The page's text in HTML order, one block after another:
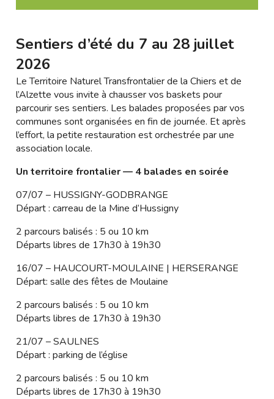
Sentiers d’été du 7 au 28 juillet
2026
Le Territoire Naturel Transfrontalier de la Chiers et de
l’Alzette vous invite à chausser vos baskets pour
parcourir ses sentiers. Les balades proposées par vos
communes sont organisées en fin de journée. Et après
l’effort,la petite restauration est orchestrée par une
association locale.
Un territoire frontalier — 4 balades en soirée
07/07 – HUSSIGNY-GODBRANGE
Départ : carreau de la Mine d’Hussigny
2 parcours balisés : 5 ou 10 km
Départs libres de 17h30 à 19h30
16/07 – HAUCOURT-MOULAINE | HERSERANGE
Départ: salle des fêtes de Moulaine
2 parcours balisés : 5 ou 10 km
Départs libres de 17h30 à 19h30
21/07 – SAULNES
Départ : parking de l’église
2 parcours balisés : 5 ou 10 km
Départs libres de 17h30 à 19h30